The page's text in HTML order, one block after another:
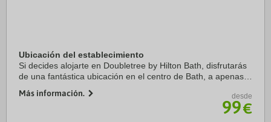
Ubicación del establecimiento
Si decides alojarte en Doubletree by Hilton Bath, disfrutarás
de una fantástica ubicación en el centro de Bath, a apenas
Además, este hotel de 4 ...
Más información. desde
99€